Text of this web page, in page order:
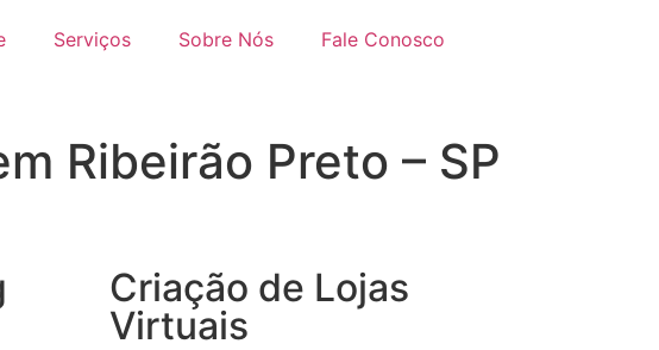
Serviços Sobre Nós Fale Conosco
Ribeirão Preto – SP
Criação de Lojas
Virtuais